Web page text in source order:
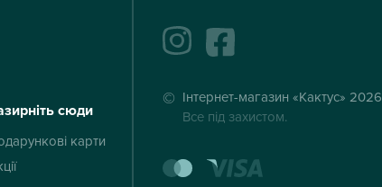
сюди
карти
instagramfacebook
Інтернет-магазин «Кактус» 2026
Все під захистом.
mastercard